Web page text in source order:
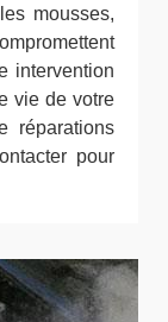
mousses,
intervention
vie de votre
réparations
pour